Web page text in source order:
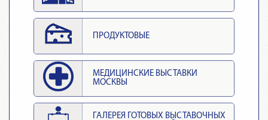
ПРОДУКТОВЫЕ
МЕДИЦИНСКИЕ ВЫСТАВКИ
МОСКВЫ
ГАЛЕРЕЯ ГОТОВЫХ ВЫСТАВОЧНЫХ